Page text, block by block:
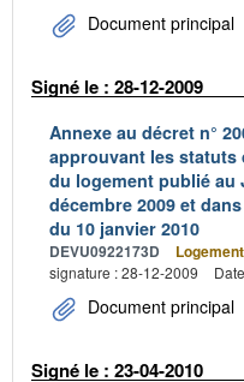
Document principal
Signé le : 28-12-2009
Annexe au décret n°
approuvant les statuts
du logement publié au
décembre 2009 et
du 10 janvier 2010
DEVU0922173D
signature : 28-12-2009
Document principal
Signé le : 23-04-2010